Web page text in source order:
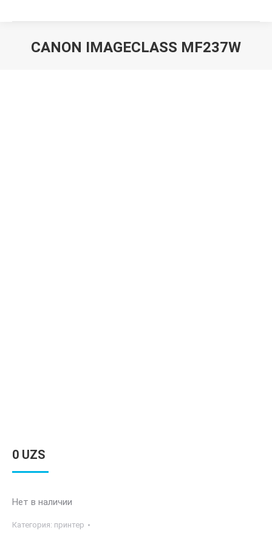
CANON IMAGECLASS MF237W
0 UZS
Нет в наличии
Категория: принтер